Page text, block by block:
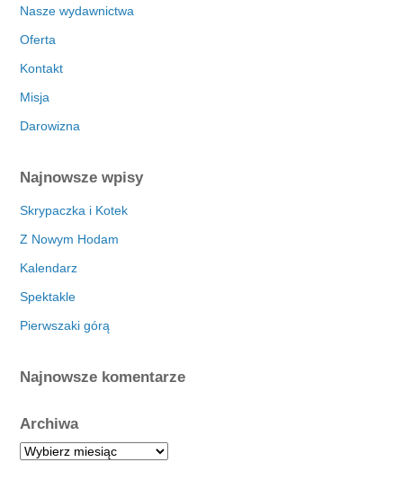
Nasze wydawnictwa
Oferta
Kontakt
Misja
Darowizna
Najnowsze wpisy
Skrypaczka i Kotek
Z Nowym Hodam
Kalendarz
Spektakle
Pierwszaki górą
Najnowsze komentarze
Archiwa
A